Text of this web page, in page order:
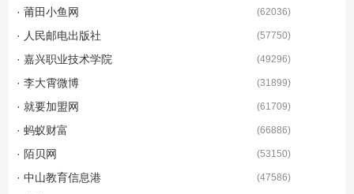
· 莆田小鱼网 (62036)
· 人民邮电出版社 (57750)
· 嘉兴职业技术学院 (49296)
· 李大霄微博 (31899)
· 就要加盟网 (61709)
· 蚂蚁财富 (66886)
· 陌贝网 (53150)
· 中山教育信息港 (47586)